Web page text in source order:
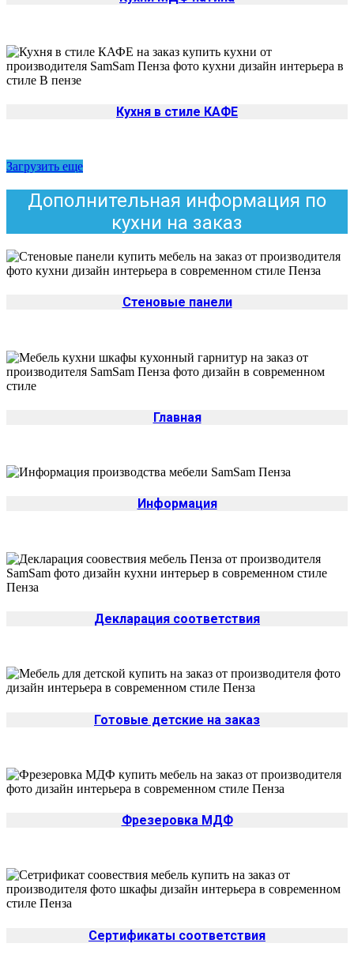
Кухня в стиле КАФЕ
Загрузить еще
Дополнительная информация по
кухни на заказ
Стеновые панели
Главная
Информация
Декларация соответствия
Готовые детские на заказ
Фрезеровка МДФ
Сертификаты соответствия